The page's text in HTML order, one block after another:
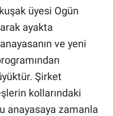
üyesi Ogün
ayakta
ve yeni
Şirket
kollarındaki
anayasaya zamanla